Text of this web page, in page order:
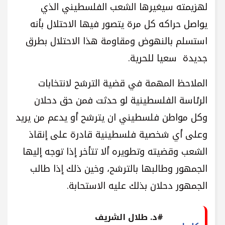
لهزيمته سيغيرها الشعب الفلسطيني الذي
يواصل حراكه كل مرة يتصور فيها الاحتلال بأنه
استسلم بالنهوض ومقاومة هذا الاحتلال بطرق
جديدة سعيا للحرية.
الملاحظ المهمة في قضية الترشح لانتخابات
الرئاسة الفلسطينية لو حدثت فمن حق دحلان
وكل مواطن فلسطيني ان يترشح أو يدعم من يريد
وعلى أي شخصية فلسطينية قادرة على إنقاذ
الشعب وقضيته وتطويره ألا تتأخر إذا توجه إليها
الجمهور وطالبها بالترشح، وخين ذلك إذا طالب
الجمهور دحلان بذلك عليه الاستحابة.
#د. طلال الشريف